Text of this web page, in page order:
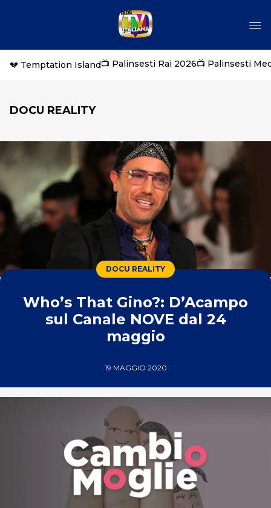
💔 Temptation Island📺 Palinsesti Rai 2026📺 Palinsesti
DOCU REALITY
DOCU REALITY
Who’s That Gino?: D’Acampo
sul Canale NOVE dal 24
maggio
19 MAGGIO 2020